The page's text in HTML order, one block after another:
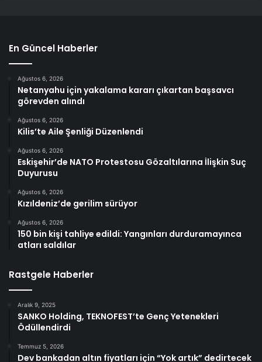
En Güncel Haberler
Ağustos 6, 2026
Netanyahu için yakalama kararı çıkartan başsavcı
görevden alındı
Ağustos 6, 2026
Kilis’te Aile Şenliği Düzenlendi
Ağustos 6, 2026
Eskişehir’de NATO Protestosu Gözaltılarına İlişkin Suç
Duyurusu
Ağustos 6, 2026
Kızıldeniz’de gerilim sürüyor
Ağustos 6, 2026
150 bin kişi tahliye edildi: Yangınları durduramayınca
atları saldılar
Rastgele Haberler
Aralık 9, 2025
SANKO Holding, TEKNOFEST’te Genç Yetenekleri
Ödüllendirdi
Temmuz 5, 2026
Dev bankadan altın fiyatları için “Yok artık” dedirtecek